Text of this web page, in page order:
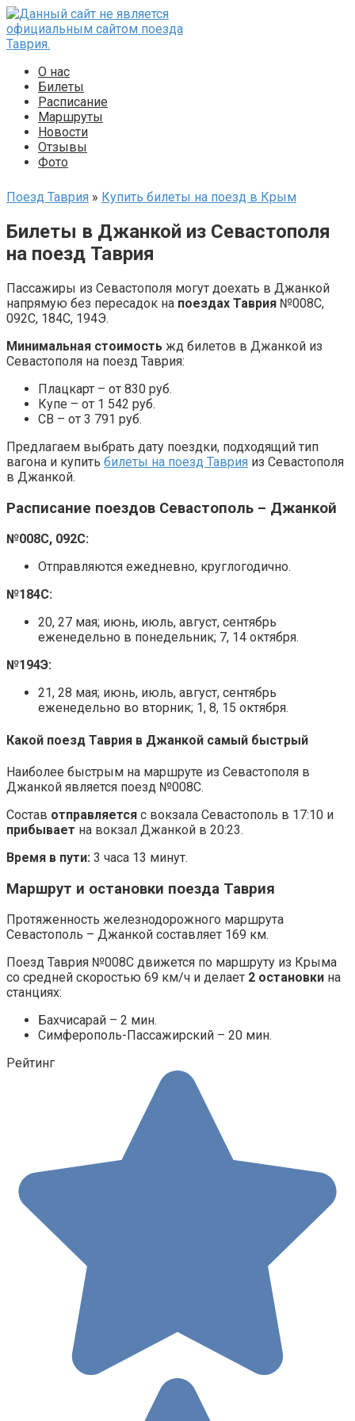
Перейти
к
контенту
О нас
Билеты
Расписание
Маршруты
Новости
Отзывы
Фото
Поезд Таврия » Купить билеты на поезд в Крым
Билеты в Джанкой из Севастополя
на поезд Таврия
Пассажиры из Севастополя могут доехать в Джанкой
напрямую без пересадок на поездах Таврия №008С,
092С, 184С, 194Э.
Минимальная стоимость жд билетов в Джанкой из
Севастополя на поезд Таврия:
Плацкарт – от 830 руб.
Купе – от 1 542 руб.
СВ – от 3 791 руб.
Предлагаем выбрать дату поездки, подходящий тип
вагона и купить билеты на поезд Таврия из Севастополя
в Джанкой.
Расписание поездов Севастополь – Джанкой
№008С, 092С:
Отправляются ежедневно, круглогодично.
№184С:
20, 27 мая; июнь, июль, август, сентябрь
еженедельно в понедельник; 7, 14 октября.
№194Э:
21, 28 мая; июнь, июль, август, сентябрь
еженедельно во вторник; 1, 8, 15 октября.
Какой поезд Таврия в Джанкой самый быстрый
Наиболее быстрым на маршруте из Севастополя в
Джанкой является поезд №008С.
Состав отправляется с вокзала Севастополь в 17:10 и
прибывает на вокзал Джанкой в 20:23.
Время в пути: 3 часа 13 минут.
Маршрут и остановки поезда Таврия
Протяженность железнодорожного маршрута
Севастополь – Джанкой составляет 169 км.
Поезд Таврия №008С движется по маршруту из Крыма
со средней скоростью 69 км/ч и делает 2 остановки на
станциях:
Бахчисарай – 2 мин.
Симферополь-Пассажирский – 20 мин.
Рейтинг